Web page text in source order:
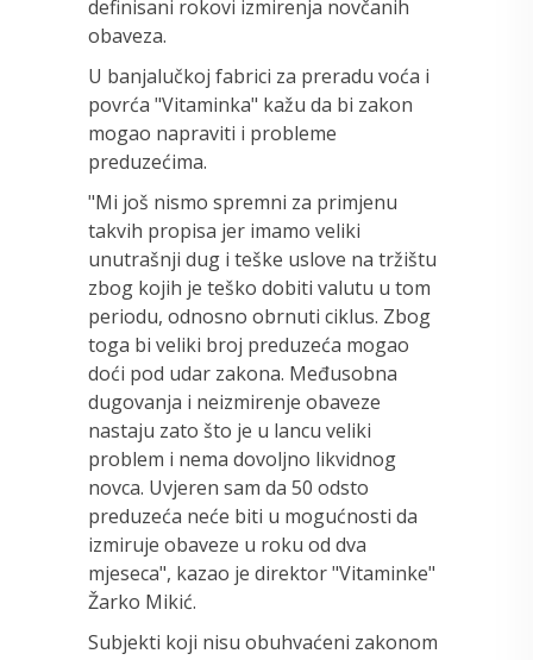
definisani rokovi izmirenja novčanih
obaveza.
U banjalučkoj fabrici za preradu voća i
povrća "Vitaminka" kažu da bi zakon
mogao napraviti i probleme
preduzećima.
"Mi još nismo spremni za primjenu
takvih propisa jer imamo veliki
unutrašnji dug i teške uslove na tržištu
zbog kojih je teško dobiti valutu u tom
periodu, odnosno obrnuti ciklus. Zbog
toga bi veliki broj preduzeća mogao
doći pod udar zakona. Međusobna
dugovanja i neizmirenje obaveze
nastaju zato što je u lancu veliki
problem i nema dovoljno likvidnog
novca. Uvjeren sam da 50 odsto
preduzeća neće biti u mogućnosti da
izmiruje obaveze u roku od dva
mjeseca", kazao je direktor "Vitaminke"
Žarko Mikić.
Subjekti koji nisu obuhvaćeni zakonom